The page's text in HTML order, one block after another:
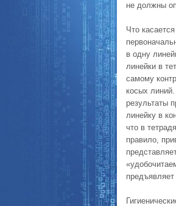
не должны
Что
в одну
линейки в
самому
косых
результаты
линейку в
что в
правило,